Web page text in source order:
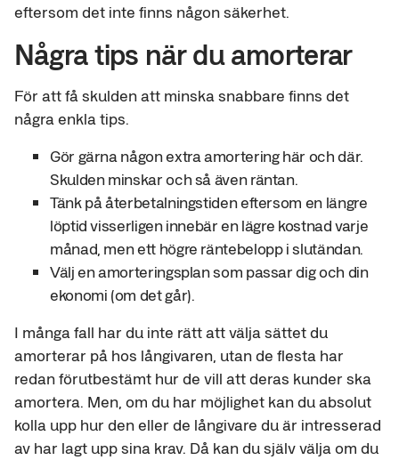
eftersom det inte finns någon säkerhet.
Några tips när du amorterar
För att få skulden att minska snabbare finns det
några enkla tips.
Gör gärna någon extra amortering här och där.
Skulden minskar och så även räntan.
Tänk på återbetalningstiden eftersom en längre
löptid visserligen innebär en lägre kostnad varje
månad, men ett högre räntebelopp i slutändan.
Välj en amorteringsplan som passar dig och din
ekonomi (om det går).
I många fall har du inte rätt att välja sättet du
amorterar på hos långivaren, utan de flesta har
redan förutbestämt hur de vill att deras kunder ska
amortera. Men, om du har möjlighet kan du absolut
kolla upp hur den eller de långivare du är intresserad
av har lagt upp sina krav. Då kan du själv välja om du